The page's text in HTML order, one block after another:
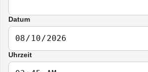
Datum
Uhrzeit